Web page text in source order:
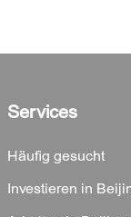
Services
Häufig gesucht
Investieren in